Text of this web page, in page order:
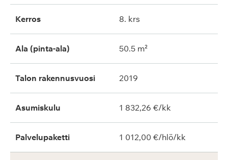
Kerros 8. krs
Ala (pinta-ala) 50.5 m²
Talon rakennusvuosi 2019
Asumiskulu 1 832,26 €/kk
Palvelupaketti 1 012,00 €/hlö/kk